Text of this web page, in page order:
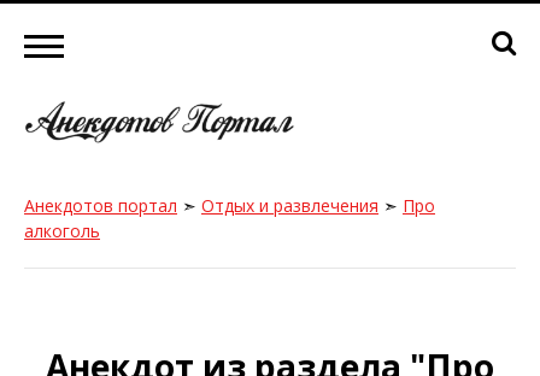
Анекдотов портал ➣ Отдых и развлечения ➣ Про
алкоголь
Анекдот из раздела "Про